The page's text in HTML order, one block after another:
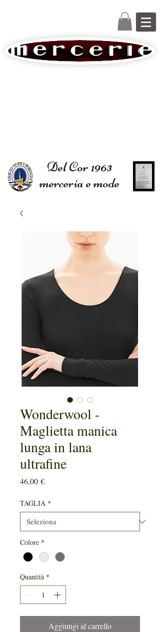
Del Cor 1963
merceria e mode
Wonderwool -
Maglietta manica
lunga in lana
ultrafine
46,00 €Prezzo
TAGLIA *
Colore *
Quantità *
Aggiungi al carrello